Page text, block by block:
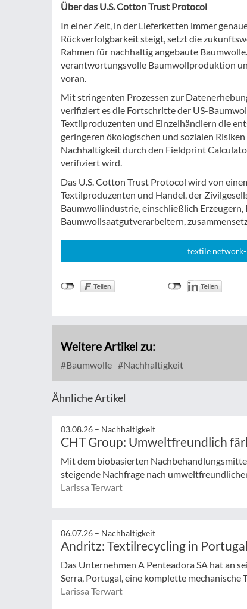
Über das U.S. Cotton Trust Protocol
In einer Zeit, in der Lieferketten immer
Rückverfolgbarkeit steigt, setzt die
Rahmen für nachhaltig angebaute
verantwortungsvolle Baumwollproduktion
voran.
Mit stringenten Prozessen zur
verifiziert es die Fortschritte der US-
Textilproduzenten und Einzelhändlern die
geringeren ökologischen und sozialen
Nachhaltigkeit durch den Fieldprint
verifiziert wird.
Das U.S. Cotton Trust Protocol wird von
Textilproduzenten und Handel, der
Baumwollindustrie, einschließlich
Baumwollsaatgutverarbeitern,
textile
Weitere Artikel zu:
Baumwolle Nachhaltigkeit
Ähnliche Artikel
03.08.26 – Nachhaltigkeit
CHT Group: Umweltfreundlich
Mit dem biobasierten
steigende Nachfrage nach
Larissa Terwart
06.07.26 – Nachhaltigkeit
Andritz: Textilrecycling in Portugal
Das Unternehmen A Penteadora SA hat an
Serra, Portugal, eine komplette mechanische
Larissa Terwart